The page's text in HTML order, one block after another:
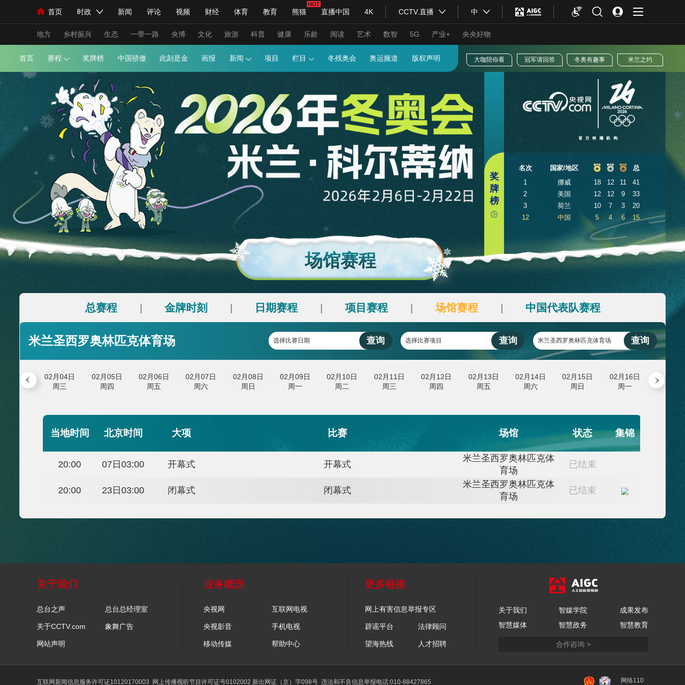
首页 时政 新闻 评论 视频 财经 体育 教育 熊猫 直播中国 4K CCTV.直播 中
人民领袖习近平 联播+ 中国领导人 央视快评 习式妙语 热解读 天天学习
直播 栏目大全 节目单 听音 微视频 主持人 下载央视影音
海外频道 iPanda English Монгол
地方 乡村振兴 生态 一带一路 央博 文化 旅游 科普 健康 乐龄 阅读 艺术 数智 5G 产业+ 央央好物
总台春晚 网络春晚 共产党员网 秧纪录 纪录片网 国家大剧院 大型活动
新闻 国内 国际 评论 军事 科技 法治 文娱 人物 公益 图片
人民领袖习近平 联播+ 热解读 天天学习 习式妙语 央视快评 央视网评 光华锐评 锋面
小央视频 小央直播 熊猫频道 VR/AR 4K专区 全景新闻
现场 前线 比划 快看 新兵请入列 人生第一次 人生第二次
体育 直播 2026年世界杯 2026年冬奥会 CBA 中超 国足 国际足球 网球 综合体育 亚冬会
VIP会员 CCTV奥林匹克频道 体育江湖
财经 教育 乡村振兴 生态环境 一带一路 央博 非遗 文化 旅游 科普 健康 乐龄 汽车 数智 5G 产业+
大国智造 大国展会 大国保险 云顶对话 云起 智敬中国 全民健康 颜选攻略 海洋 时尚 天气 才艺 网展 央央好物
版权声明 大咖陪你看 冠军请回答 冬奥有趣
奖
牌
名次
国家/地区
1
挪威
2 美国
3
荷兰 10
12 中国
场馆赛程
总赛程 | 日期赛程 | 项目赛程 | 场馆赛程 | 中国代表队赛程
米兰圣西罗奥林匹克体育场 选择比赛日期 查询 选择比赛项目 查询 米兰圣西罗奥林匹克体
02月04日
周三
02月05日
周四
02月06日
周五
周日
02月09日
周一
周二
02月12日
周四
02月13日
周五
02月14日
周六
02月15日
当地时间 北京时间 大项 场馆
米兰圣西罗奥林匹克体
育场
关于我们
总台之声 总台总经理室
关于CCTV.com 象舞广告
网站声明
业务概况
央视网 互联网电视
央视影音 手机电视
移动传媒 帮助中心
更多链接
网上有害信息举报专区
辟谣平台 法律顾问
望海热线 人才招聘
关于我们 智媒学院
成果发布
智慧媒体
智慧政务 智慧教育
合作咨询 >
互联网新闻信息服务许可证10120170003 网上传播视听节目许可证号0102002 新出网证（京）字098号 违法和不良信息举报电话:010-88427865 网络110